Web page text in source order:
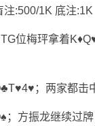
注:500/1K 底注:1K
位梅玶拿着
；两家都击
；方振龙继续过